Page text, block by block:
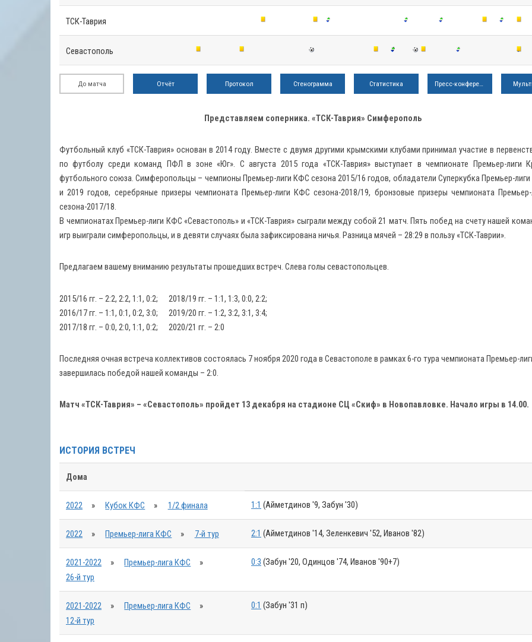
ТСК-Таврия
Севастополь
До матча Отчёт Протокол Стенограмма Статистика Пресс-конференция
Представляем соперника. «ТСК-Таврия» Симферополь
Футбольный клуб «ТСК-Таврия» основан в 2014 году. Вместе с двумя другими крымскими клубами принимал участие в
по футболу среди команд ПФЛ в зоне «Юг». С августа 2015 года «ТСК-Таврия» выступает в чемпионате Премьер-лиги
футбольного союза. Симферопольцы – чемпионы Премьер-лиги КФС сезона 2015/16 годов, обладатели Суперкубка Премьер-
и 2019 годов, серебряные призеры чемпионата Премьер-лиги КФС сезона-2018/19, бронзовые призеры чемпионата
сезона-2017/18.
В чемпионатах Премьер-лиги КФС «Севастополь» и «ТСК-Таврия» сыграли между собой 21 матч. Пять побед на счету нашей
игр выиграли симферопольцы, и в девяти случаях была зафиксирована ничья. Разница мячей – 28:29 в пользу «ТСК-Таврии».
Предлагаем вашему вниманию результаты прошедших встреч. Слева голы севастопольцев.
2015/16 гг. – 2:2, 2:2, 1:1, 0:2; 2018/19 гг. – 1:1, 1:3, 0:0, 2:2;
2016/17 гг. – 1:1, 0:1, 0:2, 3:0; 2019/20 гг. – 1:2, 3:2, 3:1, 3:4;
2017/18 гг. – 0:0, 2:0, 1:1, 0:2; 2020/21 гг. – 2:0
Последняя очная встреча коллективов состоялась 7 ноября 2020 года в Севастополе в рамках 6-го тура чемпионата Премьер-
завершилась победой нашей команды – 2:0.
Матч «ТСК-Таврия» – «Севастополь» пройдет 13 декабря на стадионе СЦ «Скиф» в Новопавловке. Начало игры в 14.00.
ИСТОРИЯ ВСТРЕЧ
Дома
2022 » Кубок КФС » 1/2 финала 1:1 (Айметдинов '9, Забун '30)
2022 » Премьер-лига КФС » 7-й тур 2:1 (Айметдинов '14, Зеленкевич '52, Иванов '82)
2021-2022 » Премьер-лига КФС
»
26-й тур
0:3 (Забун '20, Одинцов '74, Иванов '90+7)
2021-2022 » Премьер-лига КФС
»
12-й тур
0:1 (Забун '31 п)